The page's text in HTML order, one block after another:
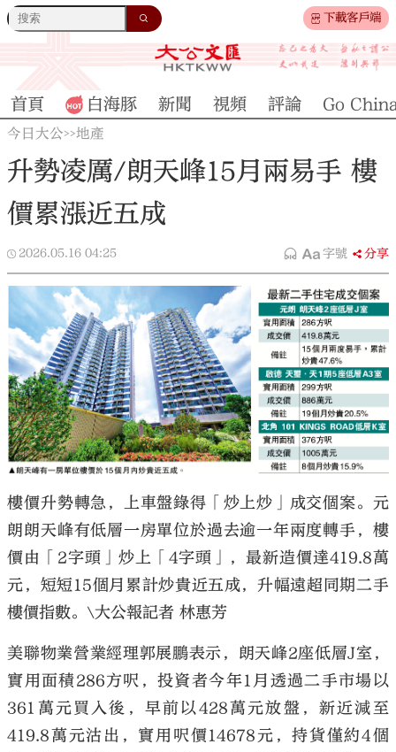
下載客戶端
大公文匯
首頁 白海豚 新聞 視頻 評論 Go
今日大公>>地產
升勢凌厲/朗天峰15月兩易手 樓
價累漲近五成
2026.05.16 04:25 字號 分享
樓價升勢轉急，上車盤錄得「炒上炒」成交個案。元
朗朗天峰有低層一房單位於過去逾一年兩度轉手，樓
價由「2字頭」炒上「4字頭」，最新造價達419.8萬
元，短短15個月累計炒貴近五成，升幅遠超同期二手
樓價指數。\大公報記者 林惠芳
美聯物業營業經理郭展鵬表示，朗天峰2座低層J室，
實用面積286方呎，投資者今年1月透過二手市場以
361萬元買入後，早前以428萬元放盤，新近減至
419.8萬元沽出，實用呎價14678元，持貨僅約4個